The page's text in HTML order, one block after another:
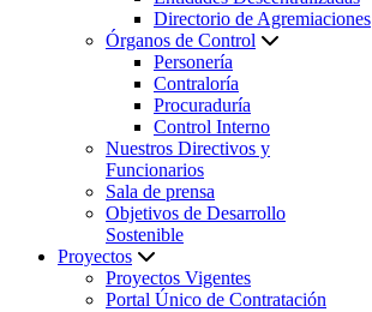
Directorio de Agremiaciones
Órganos de Control
Personería
Contraloría
Procuraduría
Control Interno
Nuestros Directivos y
Funcionarios
Sala de prensa
Objetivos de Desarrollo
Sostenible
Proyectos
Proyectos Vigentes
Portal Único de Contratación